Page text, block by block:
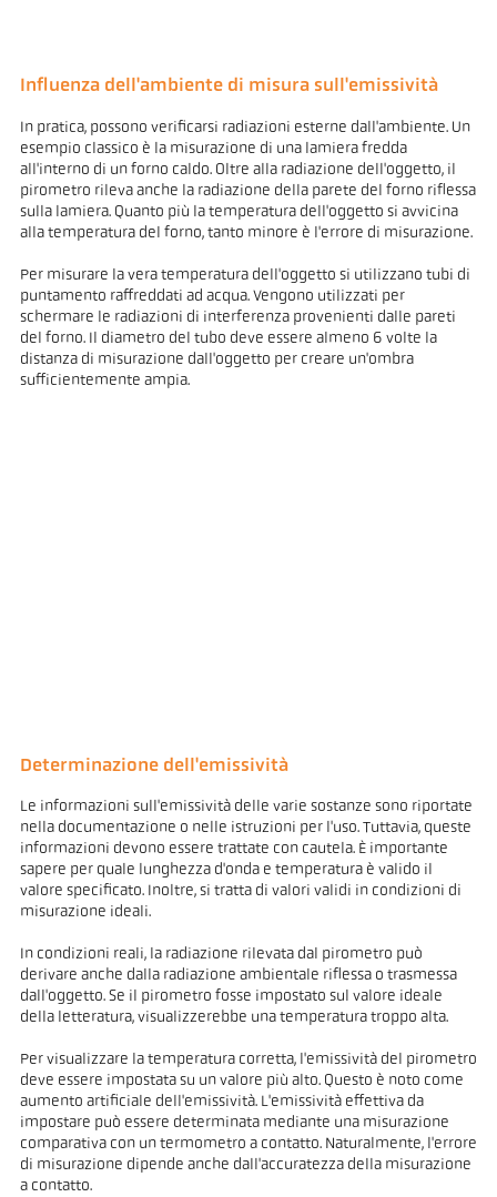
Influenza dell'ambiente di misura sull'emissività
In pratica, possono verificarsi radiazioni esterne dall'ambiente. Un
esempio classico è la misurazione di una lamiera fredda
all'interno di un forno caldo. Oltre alla radiazione dell'oggetto, il
pirometro rileva anche la radiazione della parete del forno riflessa
sulla lamiera. Quanto più la temperatura dell'oggetto si avvicina
alla temperatura del forno, tanto minore è l'errore di misurazione.
Per misurare la vera temperatura dell'oggetto si utilizzano tubi di
puntamento raffreddati ad acqua. Vengono utilizzati per
schermare le radiazioni di interferenza provenienti dalle pareti
del forno. Il diametro del tubo deve essere almeno 6 volte la
distanza di misurazione dall'oggetto per creare un'ombra
sufficientemente ampia.
Determinazione dell'emissività
Le informazioni sull'emissività delle varie sostanze sono riportate
nella documentazione o nelle istruzioni per l'uso. Tuttavia, queste
informazioni devono essere trattate con cautela. È importante
sapere per quale lunghezza d'onda e temperatura è valido il
valore specificato. Inoltre, si tratta di valori validi in condizioni di
misurazione ideali.
In condizioni reali, la radiazione rilevata dal pirometro può
derivare anche dalla radiazione ambientale riflessa o trasmessa
dall'oggetto. Se il pirometro fosse impostato sul valore ideale
della letteratura, visualizzerebbe una temperatura troppo alta.
Per visualizzare la temperatura corretta, l'emissività del pirometro
deve essere impostata su un valore più alto. Questo è noto come
aumento artificiale dell'emissività. L'emissività effettiva da
impostare può essere determinata mediante una misurazione
comparativa con un termometro a contatto. Naturalmente, l'errore
di misurazione dipende anche dall'accuratezza della misurazione
a contatto.